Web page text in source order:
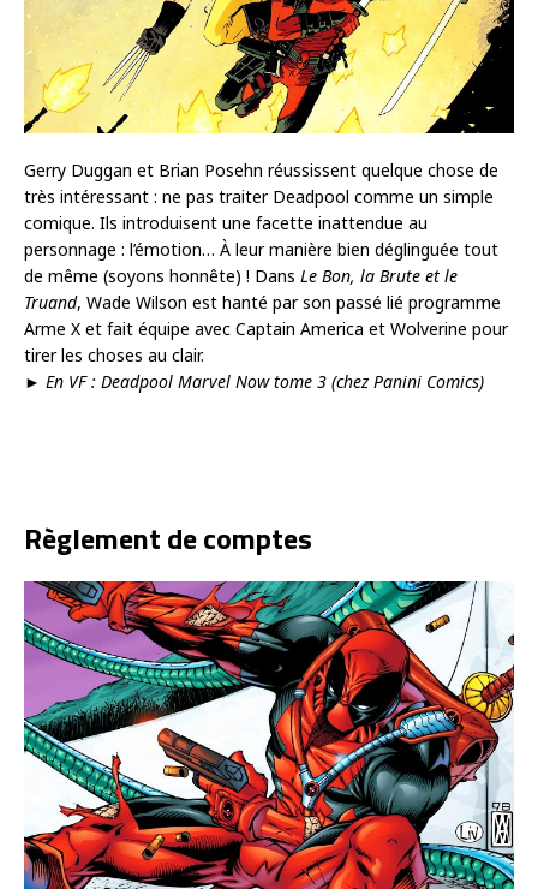
Gerry Duggan et Brian Posehn réussissent quelque chose de
très intéressant : ne pas traiter Deadpool comme un simple
comique. Ils introduisent une facette inattendue au
personnage : l’émotion… À leur manière bien déglinguée tout
de même (soyons honnête) ! Dans Le Bon, la Brute et le
Truand, Wade Wilson est hanté par son passé lié programme
Arme X et fait équipe avec Captain America et Wolverine pour
tirer les choses au clair.
► En VF : Deadpool Marvel Now tome 3 (chez Panini Comics)
Règlement de comptes